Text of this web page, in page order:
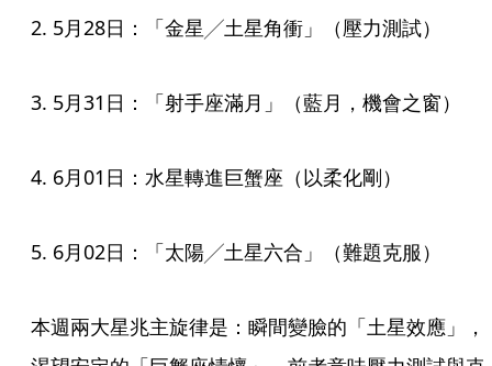
2. 5月28日：「金星╱土星角衝」（壓力測試）
3. 5月31日：「射手座滿月」（藍月，機會之窗）
4. 6月01日：水星轉進巨蟹座（以柔化剛）
5. 6月02日：「太陽╱土星六合」（難題克服）
本週兩大星兆主旋律是：瞬間變臉的「土星效應」，